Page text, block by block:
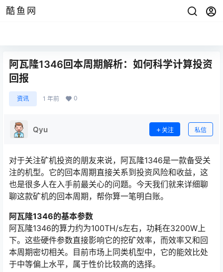
酷鱼网
阿瓦隆1346回本周期解析：如何科学计算投资
回报
资讯 1 年前 0
Qyu 关注 私信
对于关注矿机投资的朋友来说，阿瓦隆1346是一款备受关
注的机型。它的回本周期直接关系到投资风险和收益，这
也是很多人在入手前最关心的问题。今天我们就来详细聊
聊这款矿机的回本周期，帮你算一笔明白账。
阿瓦隆1346的基本参数
阿瓦隆1346的算力约为100TH/s左右，功耗在3200W上
下。这些硬件参数直接影响它的挖矿效率，而效率又和回
本周期密切相关。目前市场上同类机型中，它的能效比处
于中等偏上水平，属于性价比较高的选择。